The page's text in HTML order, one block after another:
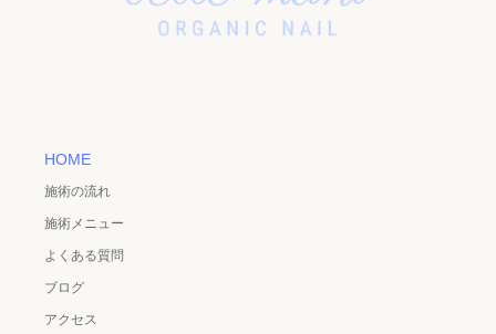
HOME
施術の流れ
施術メニュー
よくある質問
ブログ
アクセス